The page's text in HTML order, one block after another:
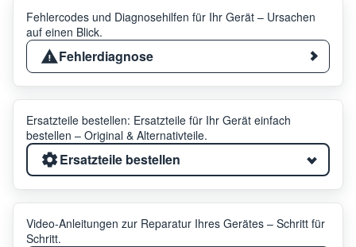
Fehlercodes und Diagnosehilfen für Ihr Gerät – Ursachen
auf einen Blick.
Fehlerdiagnose
Ersatzteile bestellen: Ersatzteile für Ihr Gerät einfach
bestellen – Original & Alternativteile.
Ersatzteile bestellen
Video-Anleitungen zur Reparatur Ihres Gerätes – Schritt für
Schritt.